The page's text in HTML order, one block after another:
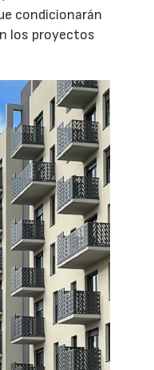
condicionarán
los proyectos